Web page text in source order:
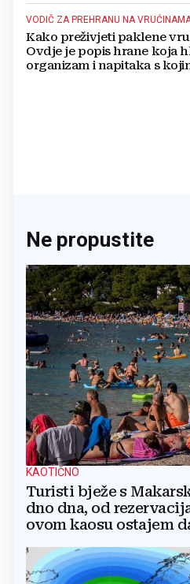
VODIČ ZA PREHRANU NA
Kako preživjeti paklene
Ovdje je popis hrane koja
organizam i napitaka s
Ne propustite
KAOTIČNO
Turisti bježe s
dno dna, od
ovom kaosu ostajem